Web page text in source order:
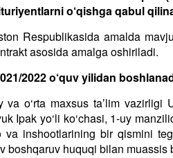
o‘qishga qabul
Respublikasida amalda
asosida amalga oshiriladi.
2022 o‘quv yilidan
va o‘rta maxsus taʼlim vazirligi
Ipak yo‘li ko‘chasi, 1-uy
va inshootlarining bir qismini
boshqaruv huquqi bilan muassis